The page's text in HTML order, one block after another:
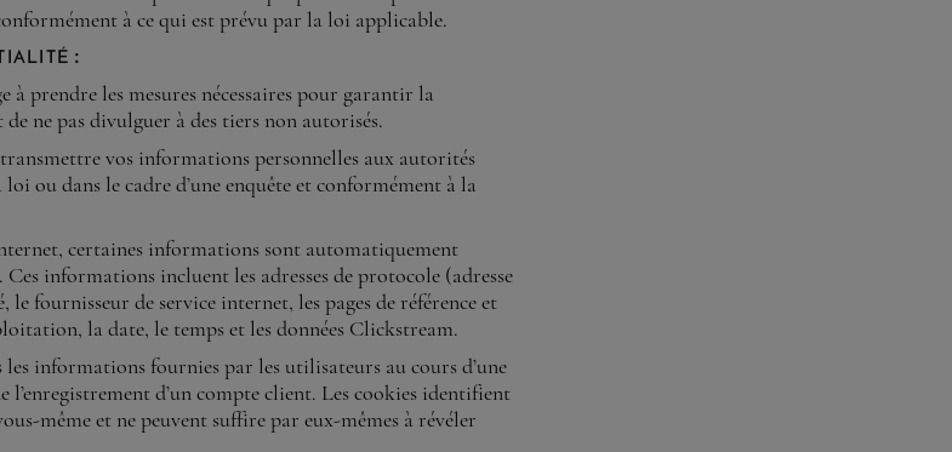
à ce qui est prévu par la loi applicable.
:
à prendre les mesures nécessaires pour garantir la
ne pas divulguer à des tiers non autorisés.
vos informations personnelles aux autorités
loi ou dans le cadre d’une enquête et conformément à la
certaines informations sont automatiquement
informations incluent les adresses de protocole (adresse
fournisseur de service internet, les pages de référence et
la date, le temps et les données Clickstream.
les informations fournies par les utilisateurs au cours d’une
l’enregistrement d’un compte client. Les cookies identifient
même et ne peuvent suffire par eux-mêmes à révéler